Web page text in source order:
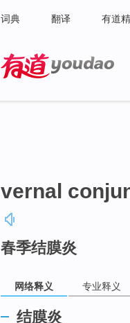
词典 翻译 有道
vernal
春季结膜炎
网络释义 专业释义
结膜炎